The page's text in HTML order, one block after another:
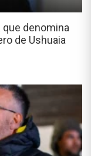
que denomina
de Ushuaia